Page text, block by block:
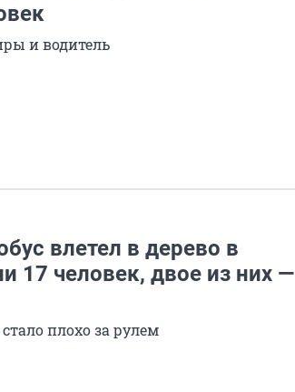
и водитель
влетел в дерево в
17 человек, двое из них —
плохо за рулем